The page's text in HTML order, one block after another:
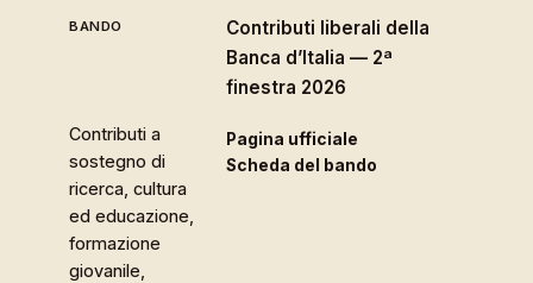
Contributi liberali della
Banca d’Italia — 2ª
finestra 2026
Contributi a
sostegno di
ricerca, cultura
ed educazione,
formazione
giovanile,
Pagina ufficiale
Scheda del bando